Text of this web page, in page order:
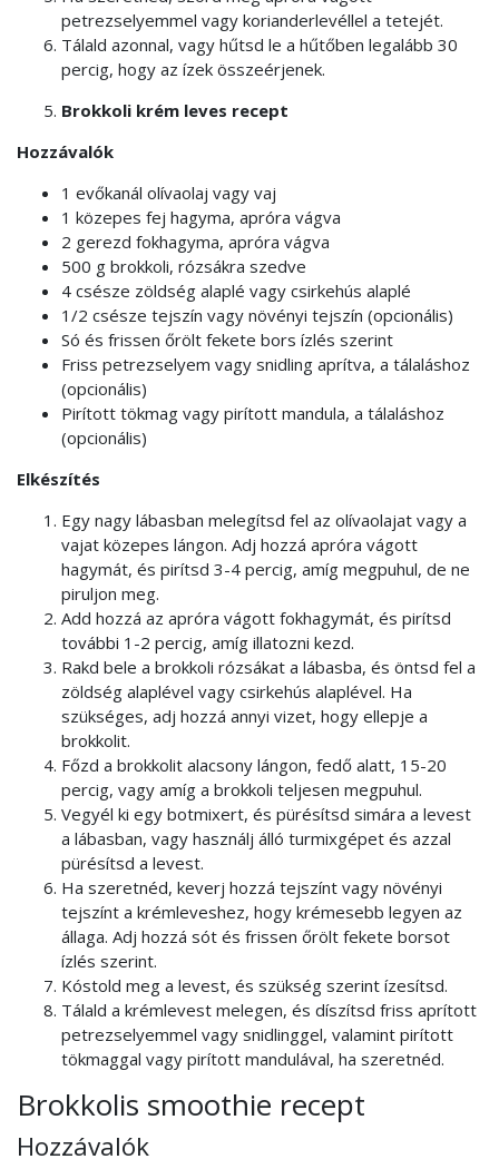
petrezselyemmel vagy korianderlevéllel a tetejét.
Tálald azonnal, vagy hűtsd le a hűtőben legalább 30
percig, hogy az ízek összeérjenek.
Brokkoli krém leves recept
Hozzávalók
1 evőkanál olívaolaj vagy vaj
1 közepes fej hagyma, apróra vágva
2 gerezd fokhagyma, apróra vágva
500 g brokkoli, rózsákra szedve
4 csésze zöldség alaplé vagy csirkehús alaplé
1/2 csésze tejszín vagy növényi tejszín (opcionális)
Só és frissen őrölt fekete bors ízlés szerint
Friss petrezselyem vagy snidling aprítva, a tálaláshoz
(opcionális)
Pirított tökmag vagy pirított mandula, a tálaláshoz
(opcionális)
Elkészítés
Egy nagy lábasban melegítsd fel az olívaolajat vagy a
vajat közepes lángon. Adj hozzá apróra vágott
hagymát, és pirítsd 3-4 percig, amíg megpuhul, de ne
piruljon meg.
Add hozzá az apróra vágott fokhagymát, és pirítsd
további 1-2 percig, amíg illatozni kezd.
Rakd bele a brokkoli rózsákat a lábasba, és öntsd fel a
zöldség alaplével vagy csirkehús alaplével. Ha
szükséges, adj hozzá annyi vizet, hogy ellepje a
brokkolit.
Főzd a brokkolit alacsony lángon, fedő alatt, 15-20
percig, vagy amíg a brokkoli teljesen megpuhul.
Vegyél ki egy botmixert, és pürésítsd simára a levest
a lábasban, vagy használj álló turmixgépet és azzal
pürésítsd a levest.
Ha szeretnéd, keverj hozzá tejszínt vagy növényi
tejszínt a krémleveshez, hogy krémesebb legyen az
állaga. Adj hozzá sót és frissen őrölt fekete borsot
ízlés szerint.
Kóstold meg a levest, és szükség szerint ízesítsd.
Tálald a krémlevest melegen, és díszítsd friss aprított
petrezselyemmel vagy snidlinggel, valamint pirított
tökmaggal vagy pirított mandulával, ha szeretnéd.
Brokkolis smoothie recept
Hozzávalók